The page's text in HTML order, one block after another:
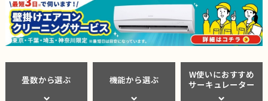
畳数から選ぶ 機能から選ぶ
W使いにおすすめ
サーキュレーター